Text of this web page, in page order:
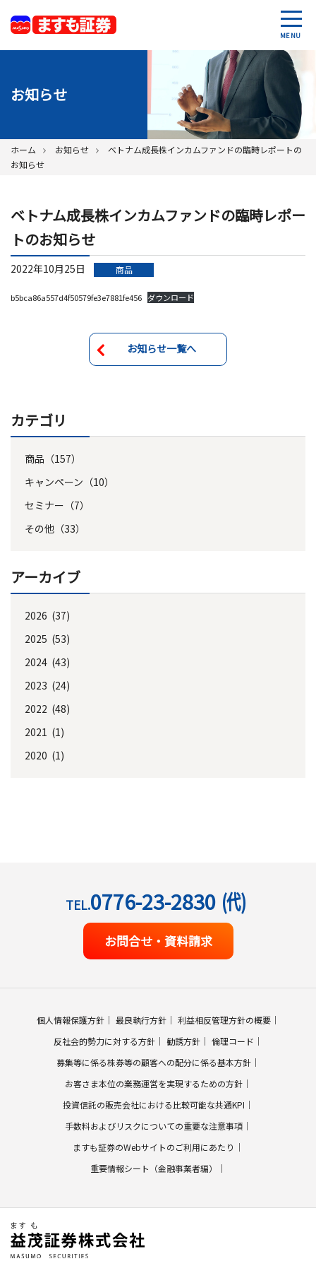
MENU
お知らせ
ホーム お知らせ
ベトナム成長株インカムファンドの臨時レポートの
お知らせ
ベトナム成長株インカムファンドの臨時レポー
トのお知らせ
2022年10月25日 商品
b5bca86a557d4f50579fe3e7881fe456 ダウンロード
お知らせ一覧へ
カテゴリ
商品（157）
キャンペーン（10）
セミナー（7）
その他（33）
アーカイブ
2026 (37)
2025 (53)
2024 (43)
2023 (24)
2022 (48)
2021 (1)
2020 (1)
TEL.0776-23-2830 (代)
お問合せ・資料請求
個人情報保護方針 最良執行方針
利益相反管理方針の概要
反社会的勢力に対する方針
勧誘方針
倫理コード
募集等に係る株券等の顧客への配分に係る基本方針
お客さま本位の業務運営を実現するための方針
投資信託の販売会社における比較可能な共通KPI
手数料およびリスクについての重要な注意事項
ますも証券のWebサイトのご利用にあたり
重要情報シート（金融事業者編）